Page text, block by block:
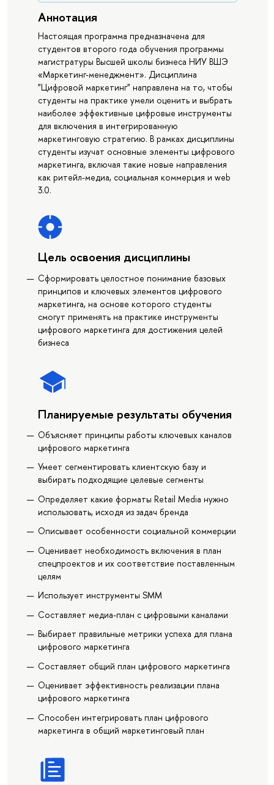
Аннотация
Настоящая программа предназначена для
студентов второго года обучения программы
магистратуры Высшей школы бизнеса НИУ ВШЭ
«Маркетинг-менеджмент». Дисциплина
"Цифровой маркетинг" направлена на то, чтобы
студенты на практике умели оценить и выбрать
наиболее эффективные цифровые инструменты
для включения в интегрированную
маркетинговую стратегию. В рамках дисциплины
студенты изучат основные элементы цифрового
маркетинга, включая такие новые направления
как ритейл-медиа, социальная коммерция и web
3.0.
Цель освоения дисциплины
Сформировать целостное понимание базовых
принципов и ключевых элементов цифрового
маркетинга, на основе которого студенты
смогут применять на практике инструменты
цифрового маркетинга для достижения целей
бизнеса
Планируемые результаты обучения
Объясняет принципы работы ключевых каналов
цифрового маркетинга
Умеет сегментировать клиентскую базу и
выбирать подходящие целевые сегменты
Определяет какие форматы Retail Media нужно
использовать, исходя из задач бренда
Описывает особенности социальной коммерции
Оценивает необходимость включения в план
спецпроектов и их соответствие поставленным
целям
Использует инструменты SMM
Составляет медиа-план с цифровыми каналами
Выбирает правильные метрики успеха для плана
цифрового маркетинга
Составляет общий план цифрового маркетинга
Оценивает эффективность реализации плана
цифрового маркетинга
Способен интегрировать план цифрового
маркетинга в общий маркетинговый план